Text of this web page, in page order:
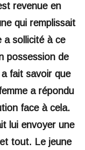
revenue en
qui remplissait
a sollicité à ce
possession de
fait savoir que
a répondu
face à cela.
lui envoyer une
tout. Le jeune